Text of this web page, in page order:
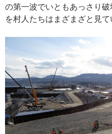
の第一波でいともあっさり
を村人たちはまざまざと見て